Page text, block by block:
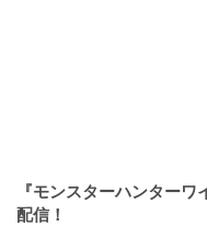
『モンスターハンター
配信！